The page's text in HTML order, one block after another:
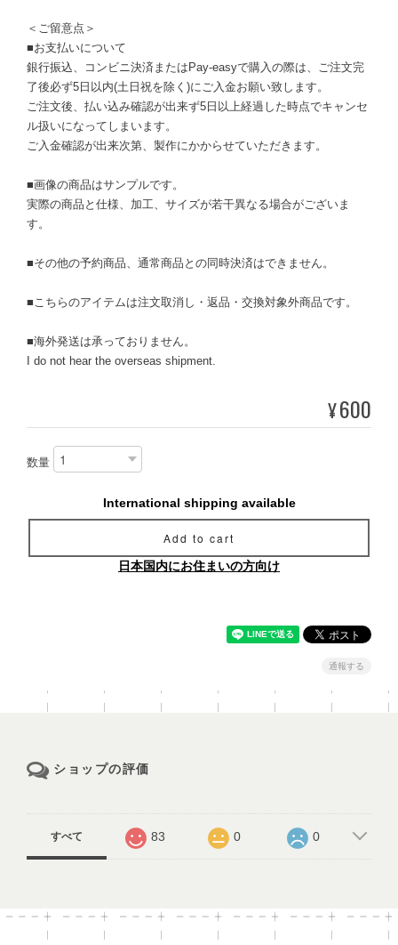
＜ご留意点＞
■お支払いについて
銀行振込、コンビニ決済またはPay-easyで購入の際は、ご注文完
了後必ず5日以内(土日祝を除く)にご入金お願い致します。
ご注文後、払い込み確認が出来ず5日以上経過した時点でキャンセ
ル扱いになってしまいます。
ご入金確認が出来次第、製作にかからせていただきます。
■画像の商品はサンプルです。
実際の商品と仕様、加工、サイズが若干異なる場合がございま
す。
■その他の予約商品、通常商品との同時決済はできません。
■こちらのアイテムは注文取消し・返品・交換対象外商品です。
■海外発送は承っておりません。
I do not hear the overseas shipment.
¥600
数量
International shipping available
Add to cart
日本国内にお住まいの方向け
通報する
ショップの評価
すべて 83 0 0